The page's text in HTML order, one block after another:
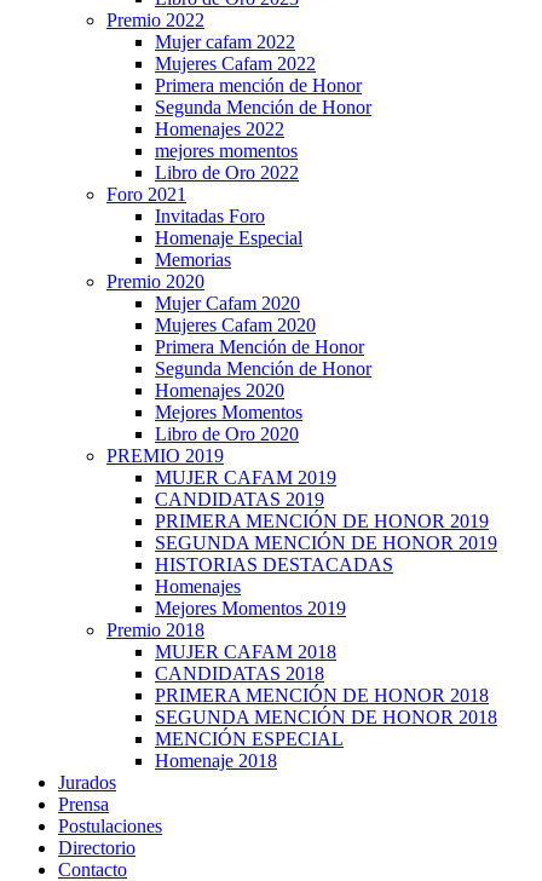
Premio 2022
Mujer cafam 2022
Mujeres Cafam 2022
Primera mención de Honor
Segunda Mención de Honor
Homenajes 2022
mejores momentos
Libro de Oro 2022
Foro 2021
Invitadas Foro
Homenaje Especial
Memorias
Premio 2020
Mujer Cafam 2020
Mujeres Cafam 2020
Primera Mención de Honor
Segunda Mención de Honor
Homenajes 2020
Mejores Momentos
Libro de Oro 2020
PREMIO 2019
MUJER CAFAM 2019
CANDIDATAS 2019
PRIMERA MENCIÓN DE HONOR 2019
SEGUNDA MENCIÓN DE HONOR 2019
HISTORIAS DESTACADAS
Homenajes
Mejores Momentos 2019
Premio 2018
MUJER CAFAM 2018
CANDIDATAS 2018
PRIMERA MENCIÓN DE HONOR 2018
SEGUNDA MENCIÓN DE HONOR 2018
MENCIÓN ESPECIAL
Homenaje 2018
Jurados
Prensa
Postulaciones
Directorio
Contacto